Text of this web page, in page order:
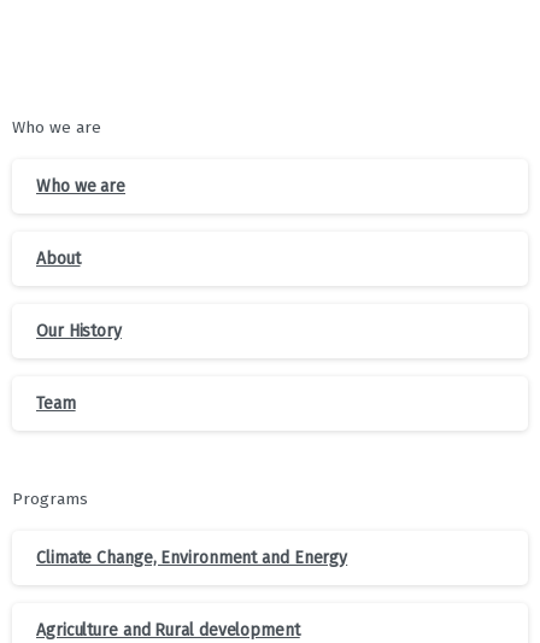
Who we are
Who we are
About
Our History
Team
Programs
Climate Change, Environment and Energy
Agriculture and Rural development